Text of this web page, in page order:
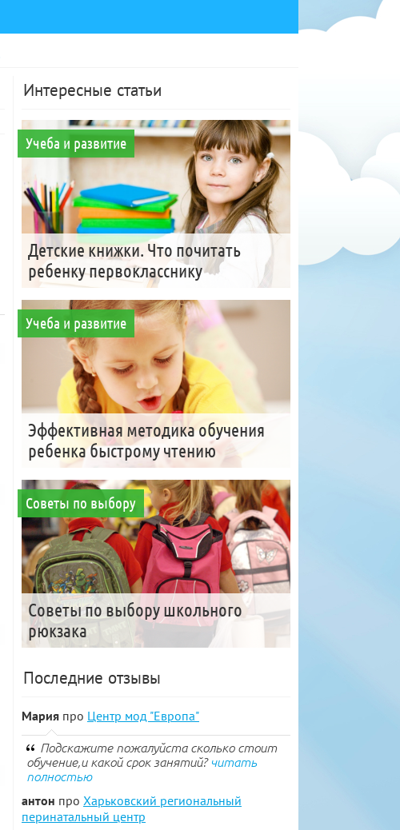
Интересные статьи
Учеба и развитие
Детские книжки. Что почитать
ребенку первокласснику
Учеба и развитие
Эффективная методика обучения
ребенка быстрому чтению
Советы по выбору
Советы по выбору школьного
рюкзака
Последние отзывы
Мария про Центр мод "Европа"
Подскажите пожалуйста сколько стоит
обучение,и какой срок занятий? читать
полностью
антон про Харьковский региональный
перинатальный центр